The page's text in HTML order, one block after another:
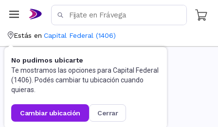
Estás en Capital Federal (1406)
No pudimos ubicarte
Te mostramos las opciones para Capital Federal
(1406). Podés cambiar tu ubicación cuando
quieras.
cambiar ubicación cerrar
La página no existe